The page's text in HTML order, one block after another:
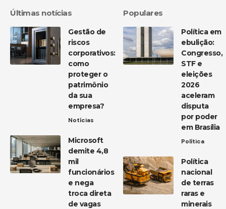
Últimas notícias
Gestão de
riscos
corporativos:
como
proteger o
patrimônio
da sua
empresa?
Notícias
Microsoft
demite 4,8
mil
funcionários
e nega
troca direta
de vagas
Populares
Política em
ebulição:
Congresso,
STF e
eleições
2026
aceleram
disputa
por poder
em Brasília
Política
Política
nacional
de terras
raras e
minerais